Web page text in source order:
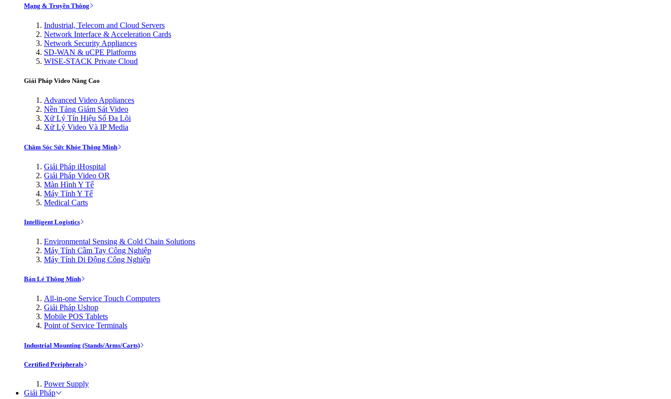
Mạng & Truyền Thông
Industrial, Telecom and Cloud Servers
Network Interface & Acceleration Cards
Network Security Appliances
SD-WAN & uCPE Platforms
WISE-STACK Private Cloud
Giải Pháp Video Nâng Cao
Advanced Video Appliances
Nền Tảng Giám Sát Video
Xử Lý Tín Hiệu Số Đa Lõi
Xử Lý Video Và IP Media
Chăm Sóc Sức Khỏe Thông Minh
Giải Pháp iHospital
Giải Pháp Video OR
Màn Hình Y Tế
Máy Tính Y Tế
Medical Carts
Intelligent Logistics
Environmental Sensing & Cold Chain Solutions
Máy Tính Cầm Tay Công Nghiệp
Máy Tính Di Động Công Nghiệp
Bán Lẻ Thông Minh
All-in-one Service Touch Computers
Giải Pháp Ushop
Mobile POS Tablets
Point of Service Terminals
Industrial Mounting (Stands/Arms/Carts)
Certified Peripherals
Power Supply
Giải Pháp